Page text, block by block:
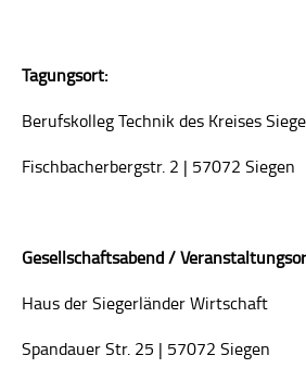
Tagungsort:
Berufskolleg Technik des Kreises
Fischbacherbergstr. 2 | 57072 Siegen
Gesellschaftsabend /
Haus der Siegerländer Wirtschaft
Spandauer Str. 25 | 57072 Siegen